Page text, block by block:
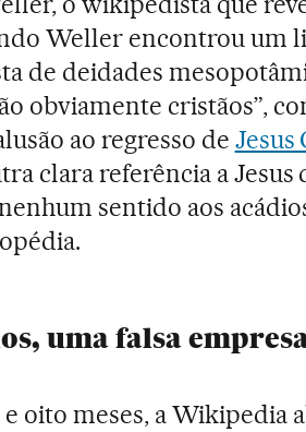
Weller encontrou um
de deidades
obviamente cristãos”,
ao regresso de Jesus
clara referência a Jesus
sentido aos
uma falsa
e oito meses, a Wikipedia